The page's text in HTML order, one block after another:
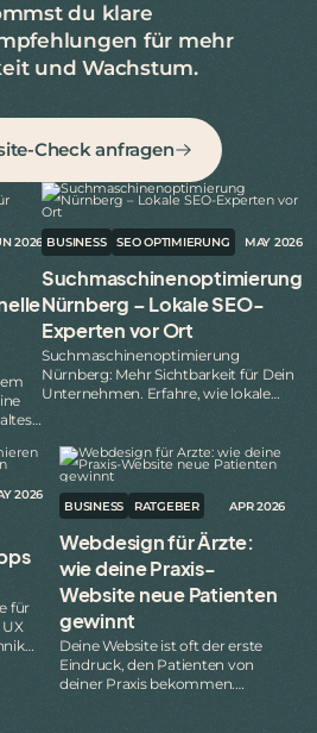
du klare
für mehr
und Wachstum.
Check anfragen
2026 BUSINESS SEO OPTIMIERUNG MAY 2026
Suchmaschinenoptimierung
Nürnberg – Lokale SEO-
Experten vor Ort
Suchmaschinenoptimierung
Nürnberg: Mehr Sichtbarkeit für Dein
Unternehmen. Erfahre, wie lokale
voranbringen.
2026
für
BUSINESS RATGEBER APR 2026
Webdesign für Ärzte:
wie deine Praxis-
Website neue Patienten
gewinnt
Deine Website ist oft der erste
Eindruck, den Patienten von
deiner Praxis bekommen.